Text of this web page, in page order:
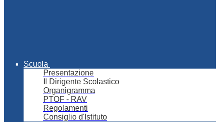
Scuola
Presentazione
Il Dirigente Scolastico
Organigramma
PTOF - RAV
Regolamenti
Consiglio d'Istituto